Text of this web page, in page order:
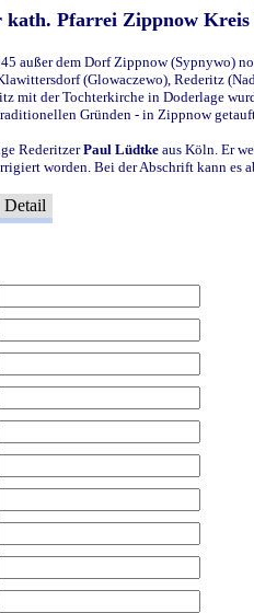
kath. Pfarrei Zippnow
außer dem Dorf Zippnow (Sypnywo)
(Glowaczewo), Rederitz
mit der Tochterkirche in Doderlage
Gründen - in Zippnow
RederitzerPaul Lüdtke aus Köln. Er
worden. Bei der Abschrift kann es
Detail